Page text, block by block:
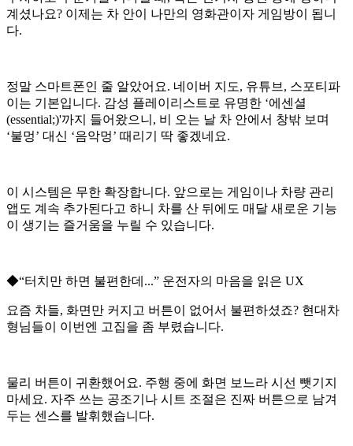
계셨나요? 이제는 차 안이 나만의 영화관이자 게임방이 됩니
다.
정말 스마트폰인 줄 알았어요. 네이버 지도, 유튜브, 스포티파
이는 기본입니다. 감성 플레이리스트로 유명한 ‘에센셜
(essential;)'까지 들어왔으니, 비 오는 날 차 안에서 창밖 보며
‘불멍’ 대신 ‘음악멍’ 때리기 딱 좋겠네요.
이 시스템은 무한 확장합니다. 앞으로는 게임이나 차량 관리
앱도 계속 추가된다고 하니 차를 산 뒤에도 매달 새로운 기능
이 생기는 즐거움을 누릴 수 있습니다.
◆“터치만 하면 불편한데...” 운전자의 마음을 읽은 UX
요즘 차들, 화면만 커지고 버튼이 없어서 불편하셨죠? 현대차
형님들이 이번엔 고집을 좀 부렸습니다.
물리 버튼이 귀환했어요. 주행 중에 화면 보느라 시선 뺏기지
마세요. 자주 쓰는 공조기나 시트 조절은 진짜 버튼으로 남겨
두는 센스를 발휘했습니다.